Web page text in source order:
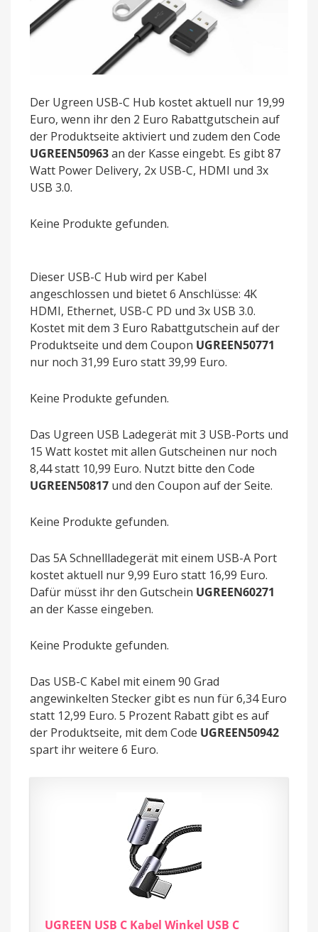
Der Ugreen USB-C Hub kostet aktuell nur 19,99
Euro, wenn ihr den 2 Euro Rabattgutschein auf
der Produktseite aktiviert und zudem den Code
UGREEN50963an der Kasse eingebt. Es gibt 87
Watt Power Delivery, 2x USB-C, HDMI und 3x
USB 3.0.
Keine Produkte gefunden.
Dieser USB-C Hub wird per Kabel
angeschlossen und bietet 6 Anschlüsse: 4K
HDMI, Ethernet, USB-C PD und 3x USB 3.0.
Kostet mit dem 3 Euro Rabattgutschein auf der
Produktseite und dem Coupon UGREEN50771
nur noch 31,99 Euro statt 39,99 Euro.
Keine Produkte gefunden.
Das Ugreen USB Ladegerät mit 3 USB-Ports und
15 Watt kostet mit allen Gutscheinen nur noch
8,44 statt 10,99 Euro. Nutzt bitte den Code
UGREEN50817 und den Coupon auf der Seite.
Keine Produkte gefunden.
Das 5A Schnellladegerät mit einem USB-A Port
kostet aktuell nur 9,99 Euro statt 16,99 Euro.
Dafür müsst ihr den Gutschein UGREEN60271
an der Kasse eingeben.
Keine Produkte gefunden.
Das USB-C Kabel mit einem 90 Grad
angewinkelten Stecker gibt es nun für 6,34 Euro
statt 12,99 Euro. 5 Prozent Rabatt gibt es auf
der Produktseite, mit dem Code UGREEN50942
spart ihr weitere 6 Euro.
UGREEN USB C Kabel Winkel USB C